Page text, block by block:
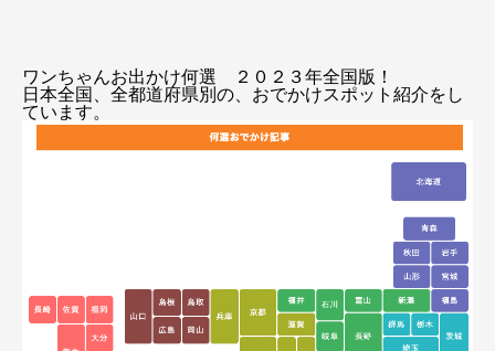
ワンちゃんお出かけ何選 ２０２３年全国版！
日本全国、全都道府県別の、おでかけスポット紹介をし
ています。